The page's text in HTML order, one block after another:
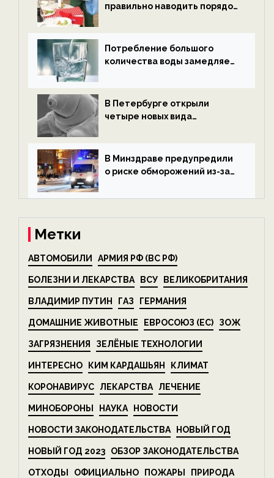
правильно наводить порядок
Потребление большого
количества воды замедляет
В Петербурге открыли
четыре новых вида
экологии на ECOportal
В Минздраве предупредили
о риске обморожений из-за
на ECOportal
Метки
АВТОМОБИЛИ АРМИЯ РФ (ВС РФ)
БОЛЕЗНИ И ЛЕКАРСТВА ВСУ ВЕЛИКОБРИТАНИЯ
ВЛАДИМИР ПУТИН ГАЗ ГЕРМАНИЯ
ДОМАШНИЕ ЖИВОТНЫЕ ЕВРОСОЮЗ (ЕС) ЗОЖ
ЗАГРЯЗНЕНИЯ ЗЕЛЁНЫЕ ТЕХНОЛОГИИ
ИНТЕРЕСНО КИМ КАРДАШЬЯН КЛИМАТ
КОРОНАВИРУС ЛЕКАРСТВА ЛЕЧЕНИЕ
МИНОБОРОНЫ НАУКА НОВОСТИ
НОВОСТИ ЗАКОНОДАТЕЛЬСТВА НОВЫЙ ГОД
НОВЫЙ ГОД 2023 ОБЗОР ЗАКОНОДАТЕЛЬСТВА
ОТХОДЫ ОФИЦИАЛЬНО ПОЖАРЫ ПРИРОДА